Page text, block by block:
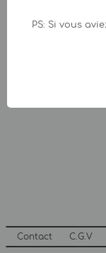
Contact C.G.V
PS: Si vous